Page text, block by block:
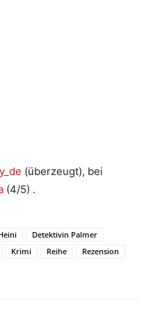
(überzeugt), bei
(4/5) .
Detektivin Palmer
Krimi Reihe
Rezension